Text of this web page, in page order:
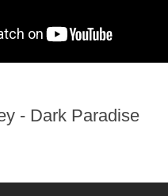
- Dark Paradise